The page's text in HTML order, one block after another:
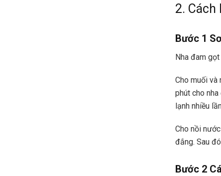
2. Cách
Bước 1
Nha đam
Cho muối và
phút cho
lạnh nhiều
Cho nồi
đắng. Sau
Bước 2